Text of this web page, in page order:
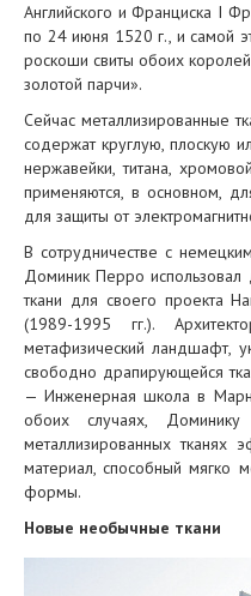
Английского и Франциска I
по 24 июня 1520 г., и самой
роскоши свиты обоих
золотой парчи».
Сейчас металлизированные
содержат круглую, плоскую
нержавейки, титана,
применяются, в основном,
для защиты от
В сотрудничестве с
Доминик Перро использовал
ткани для своего проекта
(1989-1995 гг.).
метафизический
свободно драпирующейся
— Инженерная школа в
обоих случаях,
металлизированных тканях
материал, способный мягко
формы.
Новые необычные ткани